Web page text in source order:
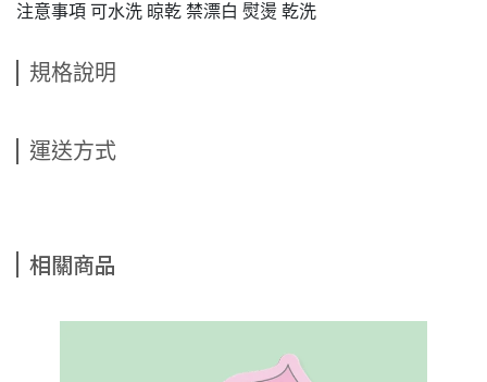
注意事項 可水洗 晾乾 禁漂白 熨燙 乾洗
規格說明
運送方式
相關商品